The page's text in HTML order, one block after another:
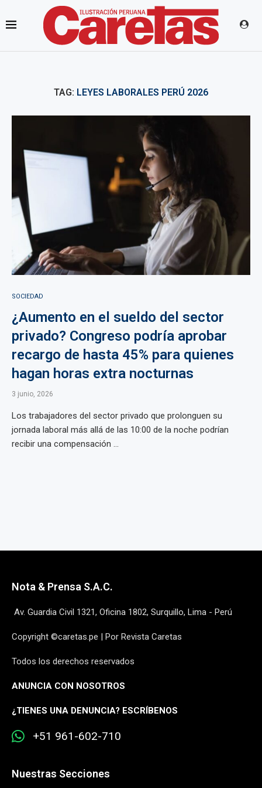
TAG: LEYES LABORALES PERÚ 2026
SOCIEDAD
¿Aumento en el sueldo del sector
privado? Congreso podría aprobar
recargo de hasta 45% para quienes
hagan horas extra nocturnas
3 junio, 2026
Los trabajadores del sector privado que prolonguen su
jornada laboral más allá de las 10:00 de la noche podrían
recibir una compensación ...
Nota & Prensa S.A.C.
Av. Guardia Civil 1321, Oficina 1802, Surquillo, Lima - Perú
Copyright ©caretas.pe | Por Revista Caretas
Todos los derechos reservados
ANUNCIA CON NOSOTROS
¿TIENES UNA DENUNCIA? ESCRÍBENOS
+51 961-602-710
Nuestras Secciones